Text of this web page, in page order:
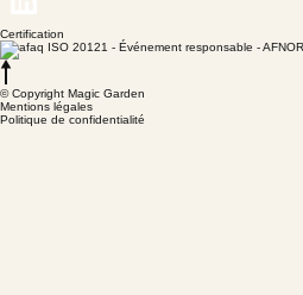
Certification
© Copyright Magic Garden
Mentions légales
Politique de confidentialité